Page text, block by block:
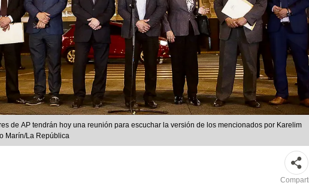
de AP tendrán hoy una reunión para escuchar la versión de los mencionados por Karelim
Marín/La República
Compartir